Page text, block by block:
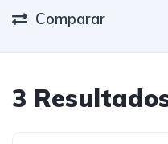
Comparar
3